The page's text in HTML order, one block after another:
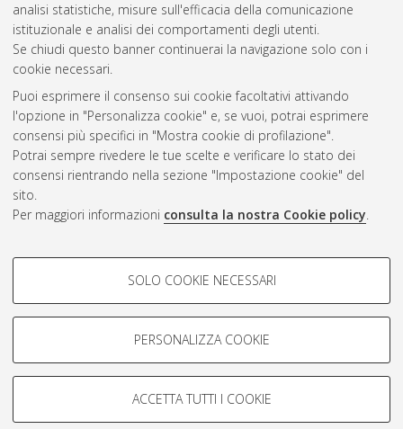
analisi statistiche, misure sull'efficacia della comunicazione
istituzionale e analisi dei comportamenti degli utenti.
Se chiudi questo banner continuerai la navigazione solo con i
cookie necessari.
Puoi esprimere il consenso sui cookie facoltativi attivando
l'opzione in "Personalizza cookie" e, se vuoi, potrai esprimere
consensi più specifici in "Mostra cookie di profilazione".
Potrai sempre rivedere le tue scelte e verificare lo stato dei
consensi rientrando nella sezione "Impostazione cookie" del
sito.
Per maggiori informazioni consulta la nostra Cookie policy.
COOKIE DI PROFILAZIONE -
Si tratta di cookie utilizzati per analizzare le caratteristiche della
navigazione degli utenti, creare profili in base al loro comportamento
Mostra cookie di profilazione
COOKIE TECNICI - NECESSARI
SOLO COOKIE NECESSARI
PERSONALIZZA COOKIE
ACCETTA TUTTI I COOKIE
Questa lista e' stata generata ilSun Aug 9 13:59:21 2026
CEST
Atom
Rss 1.0
Rss 2.0
AMS Laurea
Impostazioni Cookie
Informativa sulla privacy
Condizioni d’uso del sito